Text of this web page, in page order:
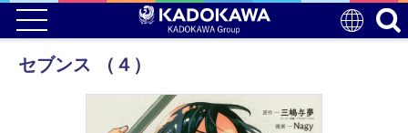
セブンス （４）